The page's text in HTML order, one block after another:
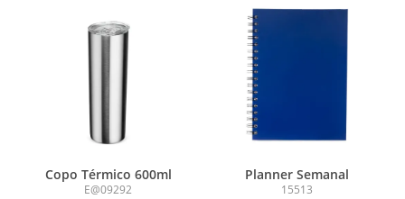
Copo Térmico 600ml
E@09292
Planner Semanal
15513